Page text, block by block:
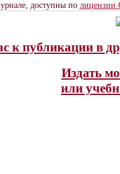
доступны по лицензии
к публикации в
Издать
или